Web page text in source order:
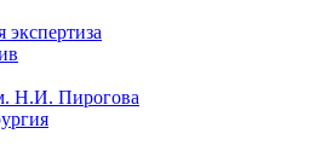
Н.И. Пирогова